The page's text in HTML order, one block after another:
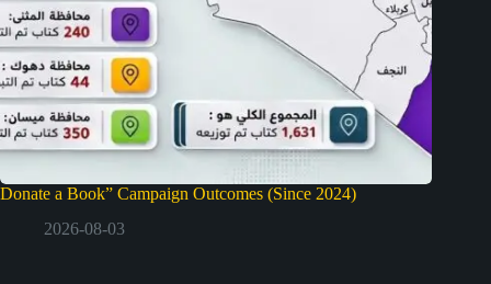
Donate a Book” Campaign Outcomes (Since 2024)
2026-08-03